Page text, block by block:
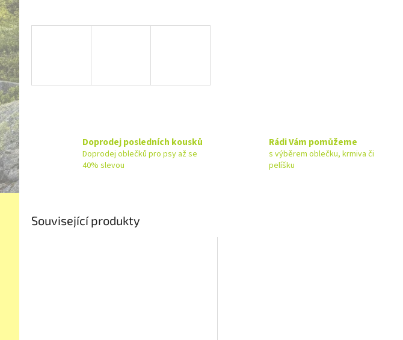
Doprodej posledních kousků
Doprodej oblečků pro psy až se
40% slevou
Rádi Vám pomůžeme
s výběrem oblečku, krmiva či
pelíšku
Související produkty